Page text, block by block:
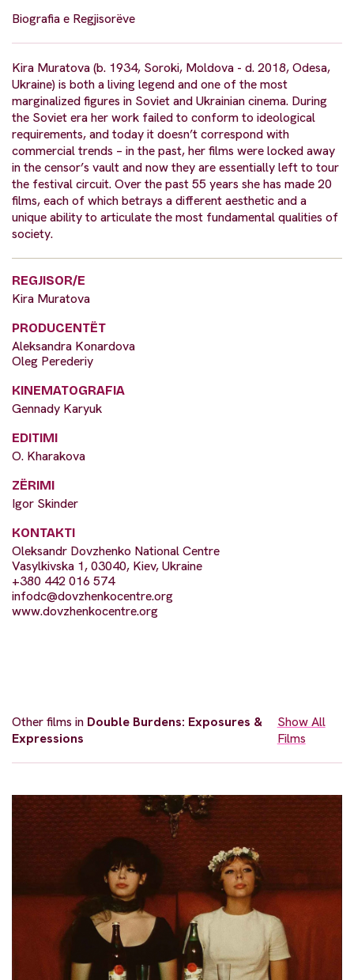
Biografia e Regjisorëve
Kira Muratova (b. 1934, Soroki, Moldova - d. 2018, Odesa,
Ukraine) is both a living legend and one of the most
marginalized figures in Soviet and Ukrainian cinema. During
the Soviet era her work failed to conform to ideological
requirements, and today it doesn’t correspond with
commercial trends – in the past, her films were locked away
in the censor’s vault and now they are essentially left to tour
the festival circuit. Over the past 55 years she has made 20
films, each of which betrays a different aesthetic and a
unique ability to articulate the most fundamental qualities of
society.
REGJISOR/E
Kira Muratova
PRODUCENTËT
Aleksandra Konardova
Oleg Perederiy
KINEMATOGRAFIA
Gennady Karyuk
EDITIMI
O. Kharakova
ZËRIMI
Igor Skinder
KONTAKTI
Oleksandr Dovzhenko National Centre
Vasylkivska 1, 03040, Kiev, Ukraine
+380 442 016 574
infodc@dovzhenkocentre.org
www.dovzhenkocentre.org
Other films in Double Burdens: Exposures &
Expressions
Show All
Films